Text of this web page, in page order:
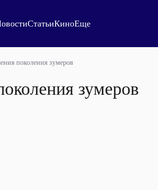
СтатьиКиноЕще
поколения зумеров
зумеров